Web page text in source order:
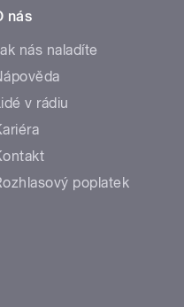
nás
nás naladíte
v rádiu
poplatek